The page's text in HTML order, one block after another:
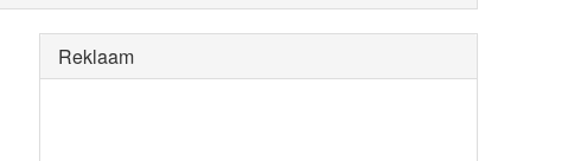
Reklaam